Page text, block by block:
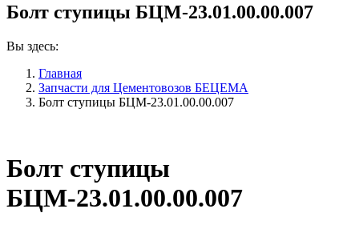
Болт ступицы БЦМ-23.01.00.00.007
Вы здесь:
Главная
Запчасти для Цементовозов БЕЦЕМА
Болт ступицы БЦМ-23.01.00.00.007
Болт ступицы
БЦМ-23.01.00.00.007